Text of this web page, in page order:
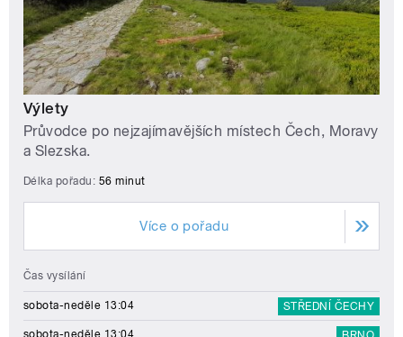
Výlety
Průvodce po nejzajímavějších místech Čech, Moravy
a Slezska.
Délka pořadu: 56 minut
Více o pořadu
Čas vysílání
sobota-neděle 13:04 STŘEDNÍ ČECHY